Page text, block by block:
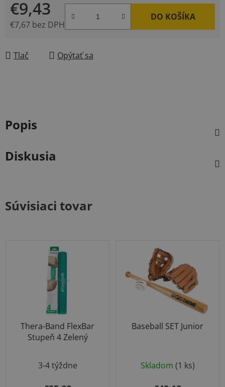
€9,43
€7,67 bez DPH
DO KOŠÍKA
Tlač Opýtať sa
Popis
Diskusia
Súvisiaci tovar
Thera-Band FlexBar
Stupeň 4 Zelený
hodnotenie
produktu
3-4 týždne
Baseball SET Junior
Skladom (1 ks)